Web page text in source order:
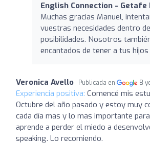
English Connection - Getafe
Muchas gracias Manuel,
vuestras necesidades dentro
posibilidades. Nosotros
encantados de tener a tus
Veronica Avello Publicada en 8
Experiencia positiva: Comencé mis
Octubre del año pasado y estoy muy
cada día mas y lo mas importante
aprende a perder el miedo a
speaking. Lo recomiendo.